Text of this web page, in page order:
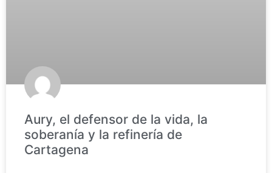
Aury, el defensor de la vida, la
soberanía y la refinería de
Cartagena